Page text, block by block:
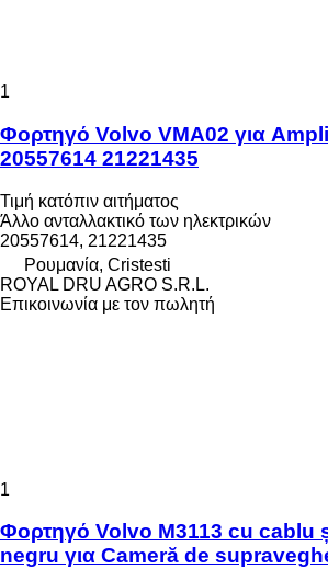
1
Φορτηγό Volvo VMA02 για
20557614 21221435
Τιμή κατόπιν αιτήματος
Άλλο ανταλλακτικό των ηλεκτρικών
20557614, 21221435
Ρουμανία, Cristesti
ROYAL DRU AGRO S.R.L.
Επικοινωνία με τον πωλητή
1
Φορτηγό Volvo M3113 cu cablu
negru για Cameră de